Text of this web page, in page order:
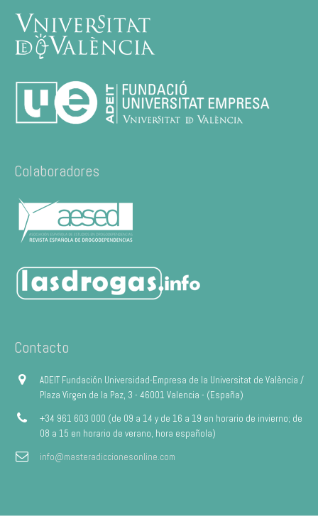
Colaboradores
Contacto
ADEIT Fundación Universidad-Empresa de la Universitat de València /
Plaza Virgen de la Paz, 3 - 46001 Valencia - (España)
+34 961 603 000 (de 09 a 14 y de 16 a 19 en horario de invierno; de
08 a 15 en horario de verano, hora española)
info@masteradiccionesonline.com